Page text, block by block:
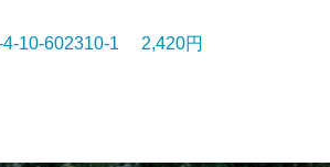
10-602310-1 2,420円